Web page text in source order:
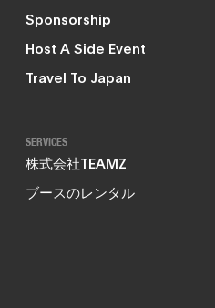
Sponsorship
Host A Side Event
Travel To Japan
SERVICES
株式会社TEAMZ
ブースのレンタル